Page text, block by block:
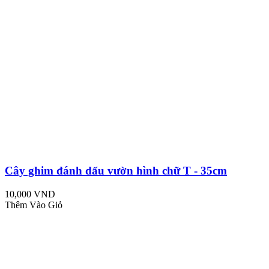
Cây ghim đánh dấu vườn hình chữ T - 35cm
10,000 VND
Thêm Vào Giỏ